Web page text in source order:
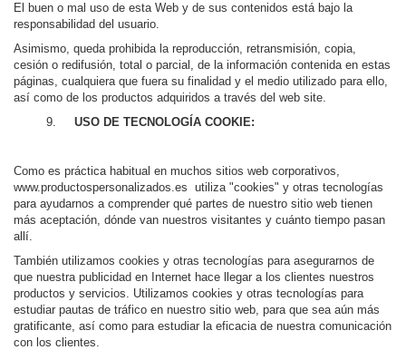
El buen o mal uso de esta Web y de sus contenidos está bajo la
responsabilidad del usuario.
Asimismo, queda prohibida la reproducción, retransmisión, copia,
cesión o redifusión, total o parcial, de la información contenida en estas
páginas, cualquiera que fuera su finalidad y el medio utilizado para ello,
así como de los productos adquiridos a través del web site.
9.
USO DE TECNOLOGÍA COOKIE:
Como es práctica habitual en muchos sitios web corporativos,
www.productospersonalizados.es utiliza "cookies" y otras tecnologías
para ayudarnos a comprender qué partes de nuestro sitio web tienen
más aceptación, dónde van nuestros visitantes y cuánto tiempo pasan
allí.
También utilizamos cookies y otras tecnologías para asegurarnos de
que nuestra publicidad en Internet hace llegar a los clientes nuestros
productos y servicios. Utilizamos cookies y otras tecnologías para
estudiar pautas de tráfico en nuestro sitio web, para que sea aún más
gratificante, así como para estudiar la eficacia de nuestra comunicación
con los clientes.